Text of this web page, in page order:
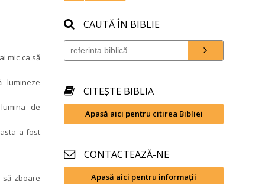
mic ca să
lumineze
de
a fost
să zboare
CAUTĂ ÎN BIBLIE
CITEȘTE BIBLIA
Apasă aici pentru citirea Bibliei
CONTACTEAZĂ-NE
Apasă aici pentru informații